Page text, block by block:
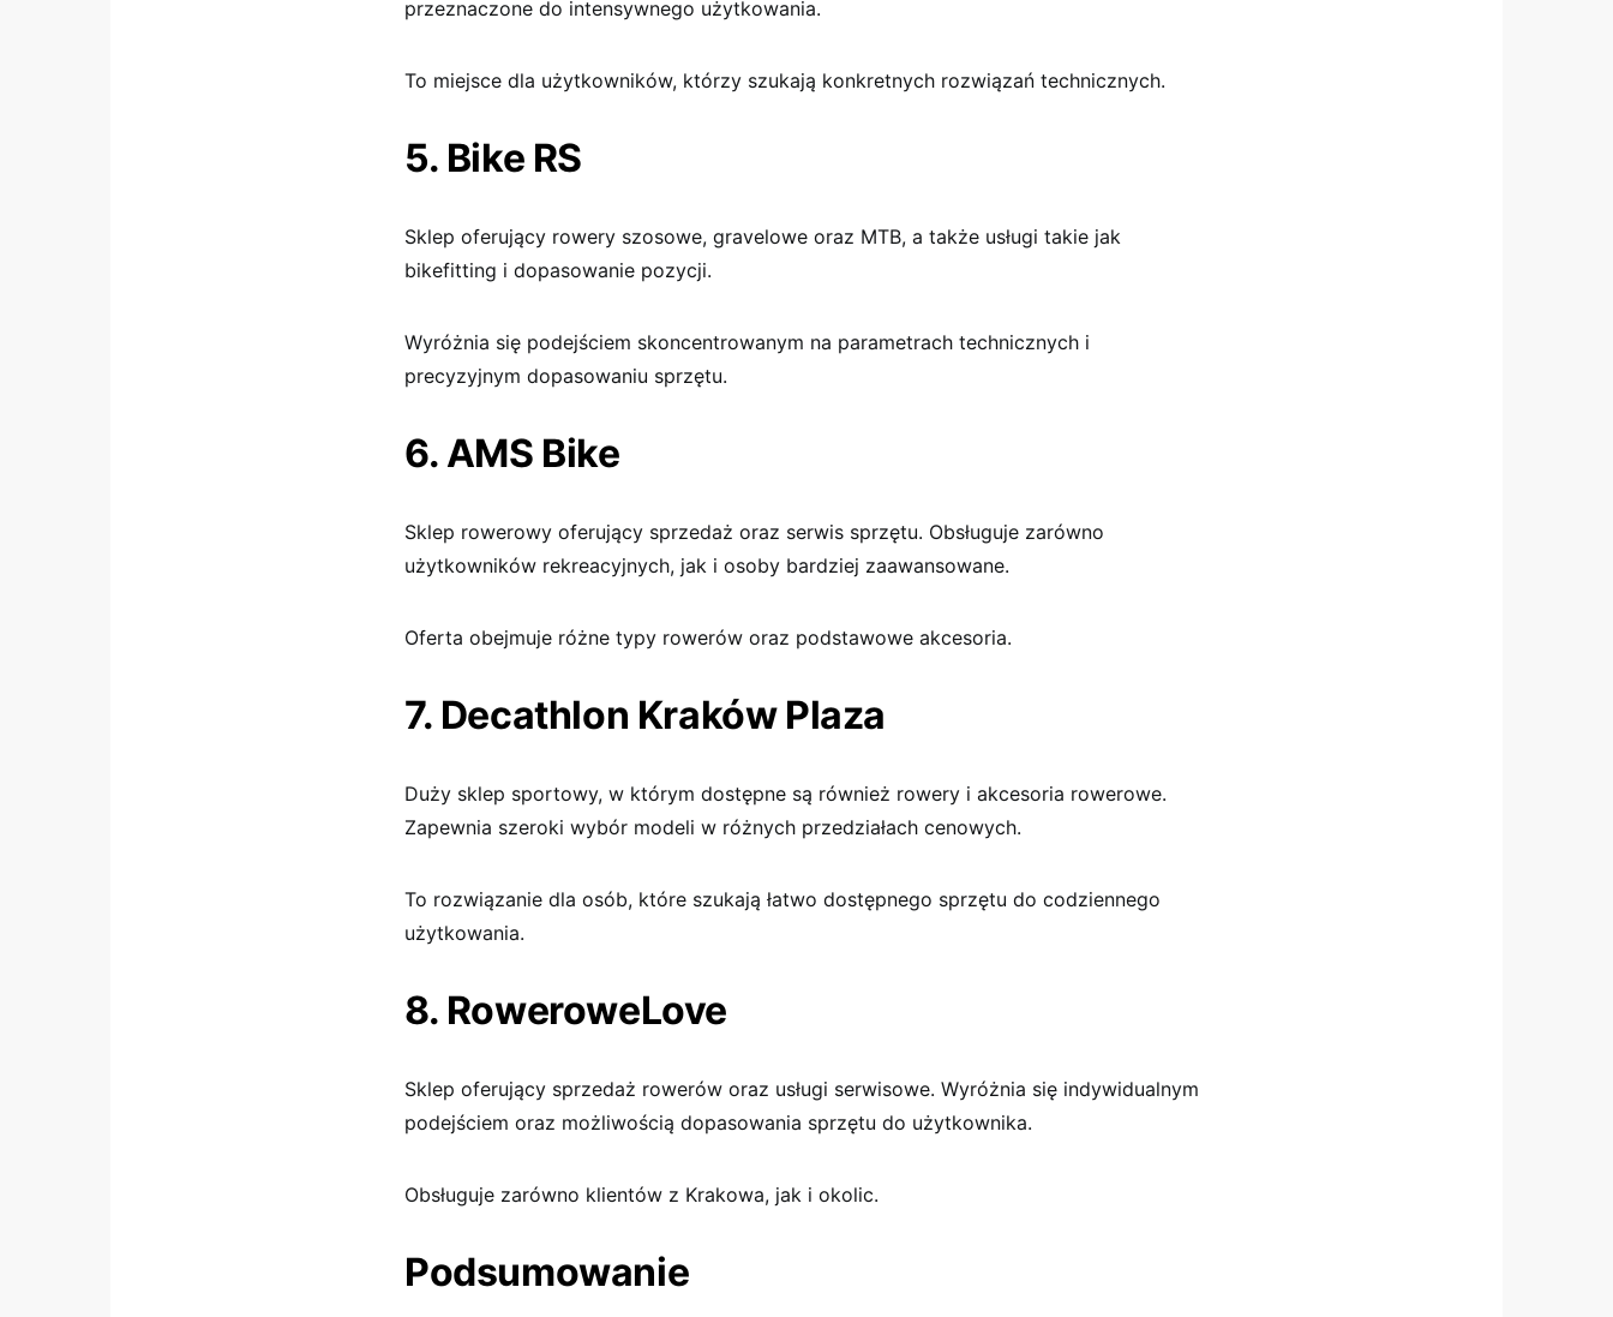
przeznaczone do intensywnego użytkowania.
To miejsce dla użytkowników, którzy szukają konkretnych rozwiązań technicznych.
5. Bike RS
Sklep oferujący rowery szosowe, gravelowe oraz MTB, a także usługi takie jak
bikefitting i dopasowanie pozycji.
Wyróżnia się podejściem skoncentrowanym na parametrach technicznych i
precyzyjnym dopasowaniu sprzętu.
6. AMS Bike
Sklep rowerowy oferujący sprzedaż oraz serwis sprzętu. Obsługuje zarówno
użytkowników rekreacyjnych, jak i osoby bardziej zaawansowane.
Oferta obejmuje różne typy rowerów oraz podstawowe akcesoria.
7. Decathlon Kraków Plaza
Duży sklep sportowy, w którym dostępne są również rowery i akcesoria rowerowe.
Zapewnia szeroki wybór modeli w różnych przedziałach cenowych.
To rozwiązanie dla osób, które szukają łatwo dostępnego sprzętu do codziennego
użytkowania.
8. RoweroweLove
Sklep oferujący sprzedaż rowerów oraz usługi serwisowe. Wyróżnia się indywidualnym
podejściem oraz możliwością dopasowania sprzętu do użytkownika.
Obsługuje zarówno klientów z Krakowa, jak i okolic.
Podsumowanie